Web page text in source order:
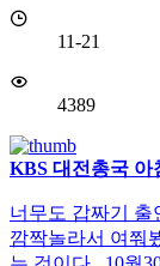
11-21
4389
KBS 대전총국 아
너무도 갑짜기
깜짝놀라서 여쭤